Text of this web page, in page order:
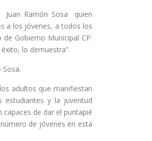
Juan Ramón Sosa quien
a los jóvenes, a todos los
Gobierno Municipal CP.
lo demuestra”.
adultos que manifiestan
y la juventud
de dar el puntapié
de jóvenes en esta